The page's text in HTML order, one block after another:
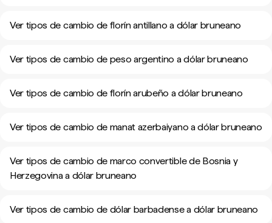
Ver tipos de cambio de florín antillano a dólar bruneano
Ver tipos de cambio de peso argentino a dólar bruneano
Ver tipos de cambio de florín arubeño a dólar bruneano
Ver tipos de cambio de manat azerbaiyano a dólar bruneano
Ver tipos de cambio de marco convertible de Bosnia y
Herzegovina a dólar bruneano
Ver tipos de cambio de dólar barbadense a dólar bruneano